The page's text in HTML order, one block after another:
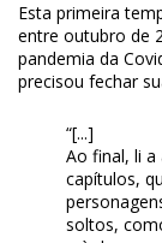
Esta primeira
entre outubro de
pandemia da
precisou fechar
“[...]
Ao final, li a
capítulos,
soltos,